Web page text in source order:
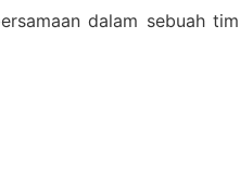
dalam sebuah tim